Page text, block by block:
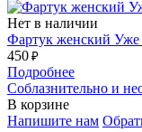
Нет в наличии
Фартук женский Уже
450 ₽
Подробнее
Соблазнительно и
В корзине
Напишите нам